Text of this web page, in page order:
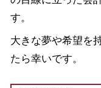
す。
大きな夢や希望を
たら幸いです。